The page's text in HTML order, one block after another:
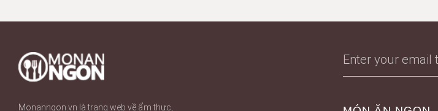
Monanngon.vn là trang web về ẩm thực,